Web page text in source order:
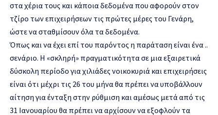
στα χέρια τους και κάποια δεδομένα που αφορούν στον
τζίρο των επιχειρήσεων τις πρώτες μέρες του Γενάρη,
ώστε να σταθμίσουν όλα τα δεδομένα.
Όπως και να έχει επί του παρόντος η παράταση είναι ένα ..
σενάριο. Η «σκληρή» πραγματικότητα σε μια εξαιρετικά
δύσκολη περίοδο για χιλιάδες νοικοκυριά και επιχειρήσεις
είναι ότι μέχρι τις 26 του μήνα θα πρέπει να υποβάλλουν
αίτηση για ένταξη στην ρύθμιση και αμέσως μετά από τις
31 Ιανουαρίου θα πρέπει να αρχίσουν να εξοφλούν τα